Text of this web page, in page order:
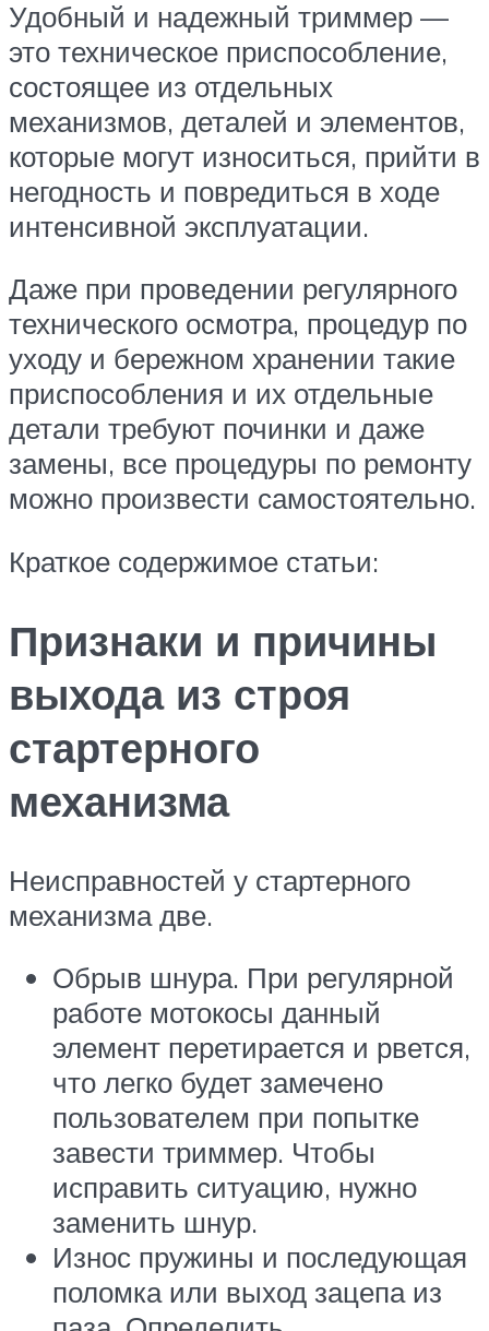
Удобный и надежный триммер —
это техническое приспособление,
состоящее из отдельных
механизмов, деталей и элементов,
которые могут износиться, прийти в
негодность и повредиться в ходе
интенсивной эксплуатации.
Даже при проведении регулярного
технического осмотра, процедур по
уходу и бережном хранении такие
приспособления и их отдельные
детали требуют починки и даже
замены, все процедуры по ремонту
можно произвести самостоятельно.
Краткое содержимое статьи:
Признаки и причины
выхода из строя
стартерного
механизма
Неисправностей у стартерного
механизма две.
Обрыв шнура. При регулярной
работе мотокосы данный
элемент перетирается и рвется,
что легко будет замечено
пользователем при попытке
завести триммер. Чтобы
исправить ситуацию, нужно
заменить шнур.
Износ пружины и последующая
поломка или выход зацепа из